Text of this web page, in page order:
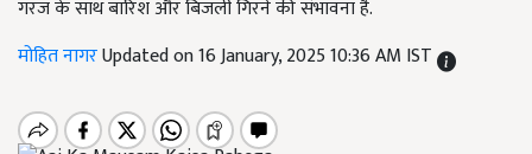
गरज के साथ बारिश और बिजली गिरने की संभावना है.
मोहित नागरUpdated on 16 January, 2025 10:36 AM IST